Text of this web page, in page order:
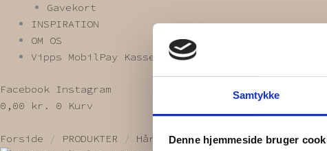
Samtykke
Denne hjemmeside bruger
Gavekort
INSPIRATION
OM OS
Vipps MobilPay Kassen
Facebook Instagram
0,00
kr. 0 Kurv
Forside / PRODUKTER / Hårbånd/Elastik hårbånd/